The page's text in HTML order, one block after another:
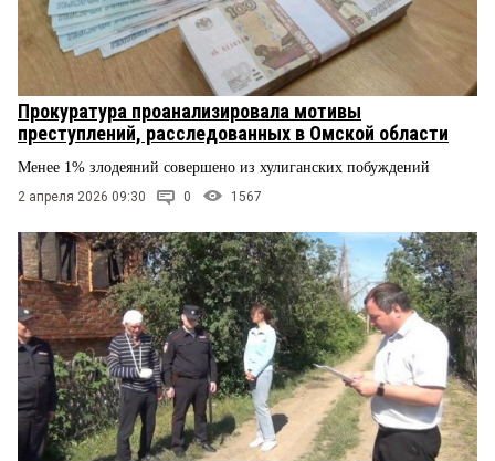
Прокуратура проанализировала мотивы
преступлений, расследованных в Омской области
Менее 1% злодеяний совершено из хулиганских побуждений
2 апреля 2026 09:30 0 1567